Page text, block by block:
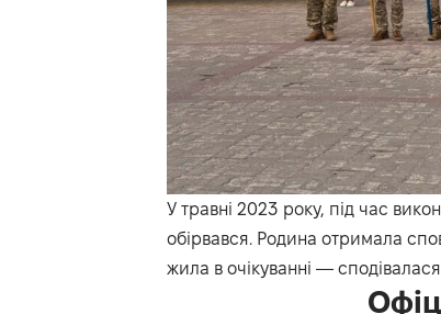
У травні 2023 року, під час
обірвався. Родина отримала
жила в очікуванні —